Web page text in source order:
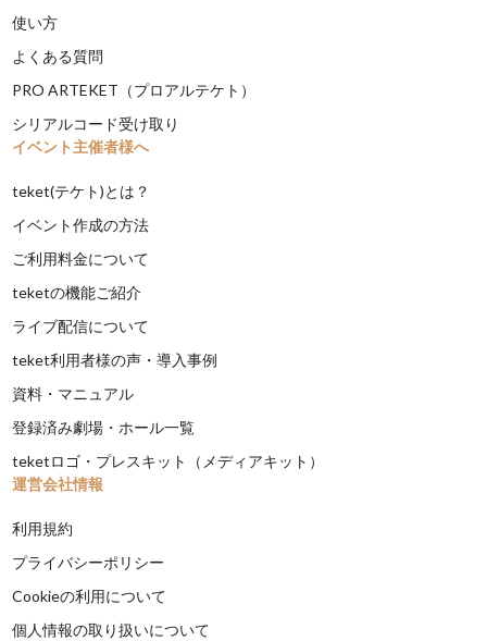
使い方
よくある質問
PRO ARTEKET（プロアルテケト）
シリアルコード受け取り
イベント主催者様へ
teket(テケト)とは？
イベント作成の方法
ご利用料金について
teketの機能ご紹介
ライブ配信について
teket利用者様の声・導入事例
資料・マニュアル
登録済み劇場・ホール一覧
teketロゴ・プレスキット（メディアキット）
運営会社情報
利用規約
プライバシーポリシー
Cookieの利用について
個人情報の取り扱いについて